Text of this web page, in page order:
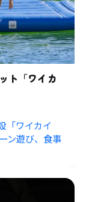
ト「ワイカ
「ワイカイ
ン遊び、食事